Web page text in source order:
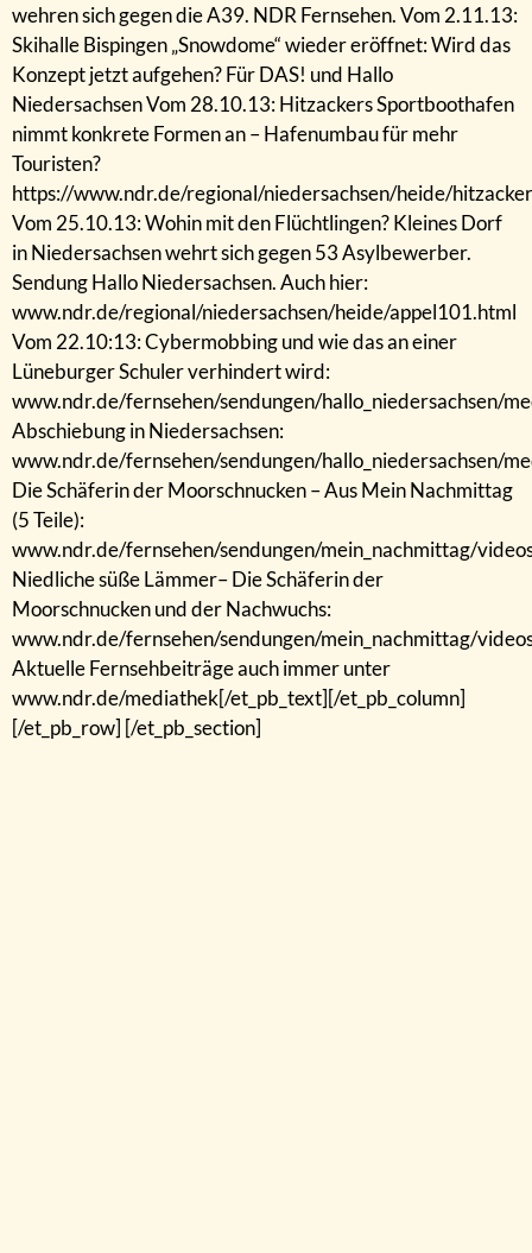
wehren sich gegen die A39. NDR Fernsehen. Vom 2.11.13:
Skihalle Bispingen „Snowdome“ wieder eröffnet: Wird das
Konzept jetzt aufgehen? Für DAS! und Hallo
Niedersachsen Vom 28.10.13: Hitzackers Sportboothafen
nimmt konkrete Formen an – Hafenumbau für mehr
Touristen?
https://www.ndr.de/regional/niedersachsen/heide/
Vom 25.10.13: Wohin mit den Flüchtlingen? Kleines Dorf
in Niedersachsen wehrt sich gegen 53 Asylbewerber.
Sendung Hallo Niedersachsen. Auch hier:
www.ndr.de/regional/niedersachsen/heide/appel101.html
Vom 22.10:13: Cybermobbing und wie das an einer
Lüneburger Schuler verhindert wird:
www.ndr.de/fernsehen/sendungen/hallo_niedersachsen/
Abschiebung in Niedersachsen:
www.ndr.de/fernsehen/sendungen/hallo_niedersachsen/
Die Schäferin der Moorschnucken – Aus Mein Nachmittag
(5 Teile):
www.ndr.de/fernsehen/sendungen/mein_nachmittag/
Niedliche süße Lämmer– Die Schäferin der
Moorschnucken und der Nachwuchs:
www.ndr.de/fernsehen/sendungen/mein_nachmittag/
Aktuelle Fernsehbeiträge auch immer unter
www.ndr.de/mediathek[/et_pb_text][/et_pb_column]
[/et_pb_row] [/et_pb_section]